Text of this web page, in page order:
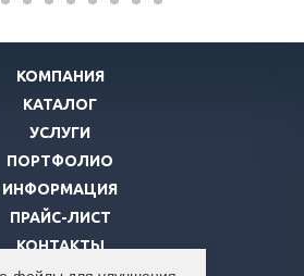
КОМПАНИЯ
КАТАЛОГ
УСЛУГИ
ПОРТФОЛИО
ИНФОРМАЦИЯ
ПРАЙС-ЛИСТ
КОНТАКТЫ